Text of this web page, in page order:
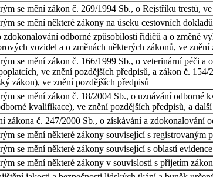
se mění zákon č. 269/1994 Sb., o Rejstříku trestů,
se mění některé zákony na úseku cestovních dokladů
zdokonalování odborné způsobilosti řidičů a o změně
vozidel a o změnách některých zákonů, ve znění
se mění zákon č. 166/1999 Sb., o veterinární péči
ve znění pozdějších předpisů, a zákon č.
zákon), ve znění pozdějších předpisů
se mění zákon č. 18/2004 Sb., o uznávání odborné
kvalifikace), ve znění pozdějších předpisů, a
zákona č. 247/2000 Sb., o získávání a zdokonalování
se mění některé zákony související s registrovaným
se mění některé zákony související s oblastí
se mění některé zákony v souvislosti s přijetím